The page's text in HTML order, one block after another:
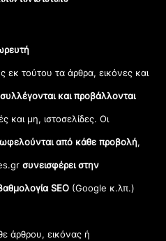
τούτου τα άρθρα, εικόνες και
συλλέγονται και προβάλλονται
και μη, ιστοσελίδες. Οι
ωφελούνται από κάθε προβολή,
συνεισφέρει στην
SEO (Google κ.λπ.)
άρθρου, εικόνας ή